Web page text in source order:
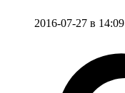
2016-07-27 в 14:09